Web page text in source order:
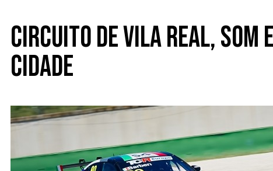
Circuito de Vila Real,
cidade